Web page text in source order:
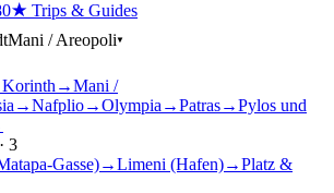
★ Trips & Guides
Mani / Areopoli▾
Korinth →Mani /
→Nafplio→Olympia →Patras→Pylos und
· 3
Gasse)→Limeni (Hafen)→Platz &